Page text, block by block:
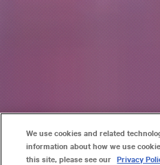
We use cookies and related
information about how we use
this site, please see our Privacy